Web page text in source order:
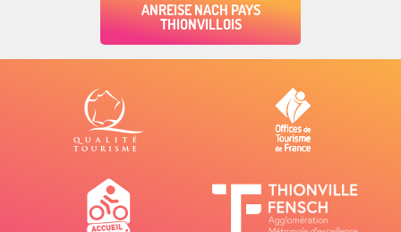
ANREISE NACH PAYS
THIONVILLOIS